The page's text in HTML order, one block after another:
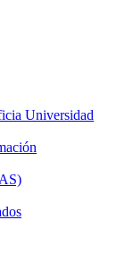
Universidad